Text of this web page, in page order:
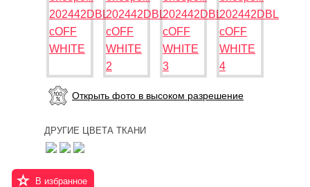
Открыть фото в высоком разрешение
ДРУГИЕ ЦВЕТА ТКАНИ
В избранное